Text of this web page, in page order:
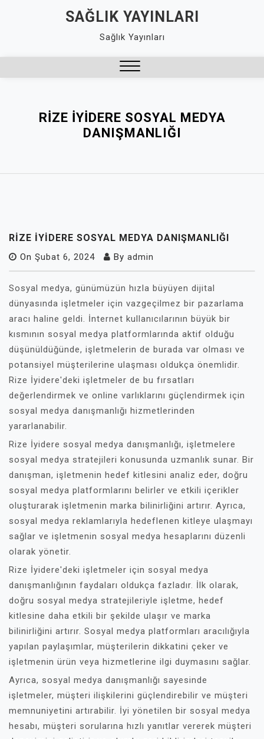
SAĞLIK YAYINLARI
Sağlık Yayınları
RIZE İYIDERE SOSYAL MEDYA
DANIŞMANLIĞI
RIZE İYIDERE SOSYAL MEDYA DANIŞMANLIĞI
On Şubat 6, 2024 By admin
Sosyal medya, günümüzün hızla büyüyen dijital
dünyasında işletmeler için vazgeçilmez bir pazarlama
aracı haline geldi. İnternet kullanıcılarının büyük bir
kısmının sosyal medya platformlarında aktif olduğu
düşünüldüğünde, işletmelerin de burada var olması ve
potansiyel müşterilerine ulaşması oldukça önemlidir.
Rize İyidere'deki işletmeler de bu fırsatları
değerlendirmek ve online varlıklarını güçlendirmek için
sosyal medya danışmanlığı hizmetlerinden
yararlanabilir.
Rize İyidere sosyal medya danışmanlığı, işletmelere
sosyal medya stratejileri konusunda uzmanlık sunar. Bir
danışman, işletmenin hedef kitlesini analiz eder, doğru
sosyal medya platformlarını belirler ve etkili içerikler
oluşturarak işletmenin marka bilinirliğini artırır. Ayrıca,
sosyal medya reklamlarıyla hedeflenen kitleye ulaşmayı
sağlar ve işletmenin sosyal medya hesaplarını düzenli
olarak yönetir.
Rize İyidere'deki işletmeler için sosyal medya
danışmanlığının faydaları oldukça fazladır. İlk olarak,
doğru sosyal medya stratejileriyle işletme, hedef
kitlesine daha etkili bir şekilde ulaşır ve marka
bilinirliğini artırır. Sosyal medya platformları aracılığıyla
yapılan paylaşımlar, müşterilerin dikkatini çeker ve
işletmenin ürün veya hizmetlerine ilgi duymasını sağlar.
Ayrıca, sosyal medya danışmanlığı sayesinde
işletmeler, müşteri ilişkilerini güçlendirebilir ve müşteri
memnuniyetini artırabilir. İyi yönetilen bir sosyal medya
hesabı, müşteri sorularına hızlı yanıtlar vererek müşteri